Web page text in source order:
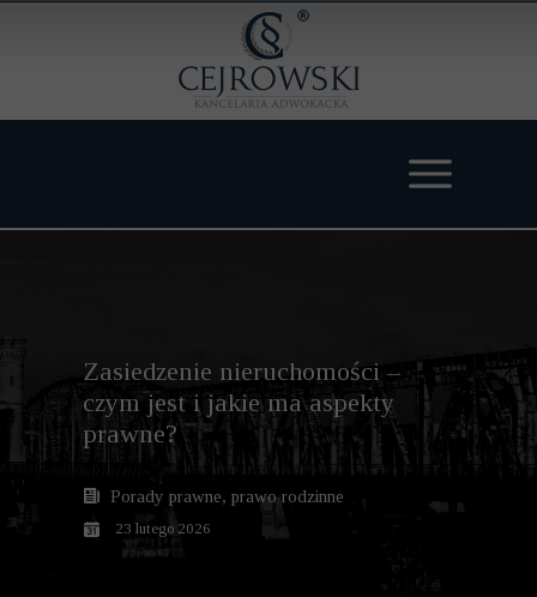
23 lutego 2026
Porady prawne, prawo rodzinne
Zasiedzenie nieruchomości –
czym jest i jakie ma aspekty
prawne?